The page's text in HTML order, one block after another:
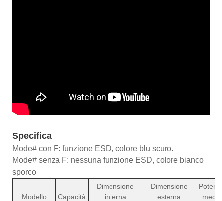
Specifica
Mode# con F: funzione ESD, colore blu scuro.
Mode# senza F: nessuna funzione ESD, colore bianco
sporco
Modello Capacità
Dimensione
interna
Dimensione
esterna
media